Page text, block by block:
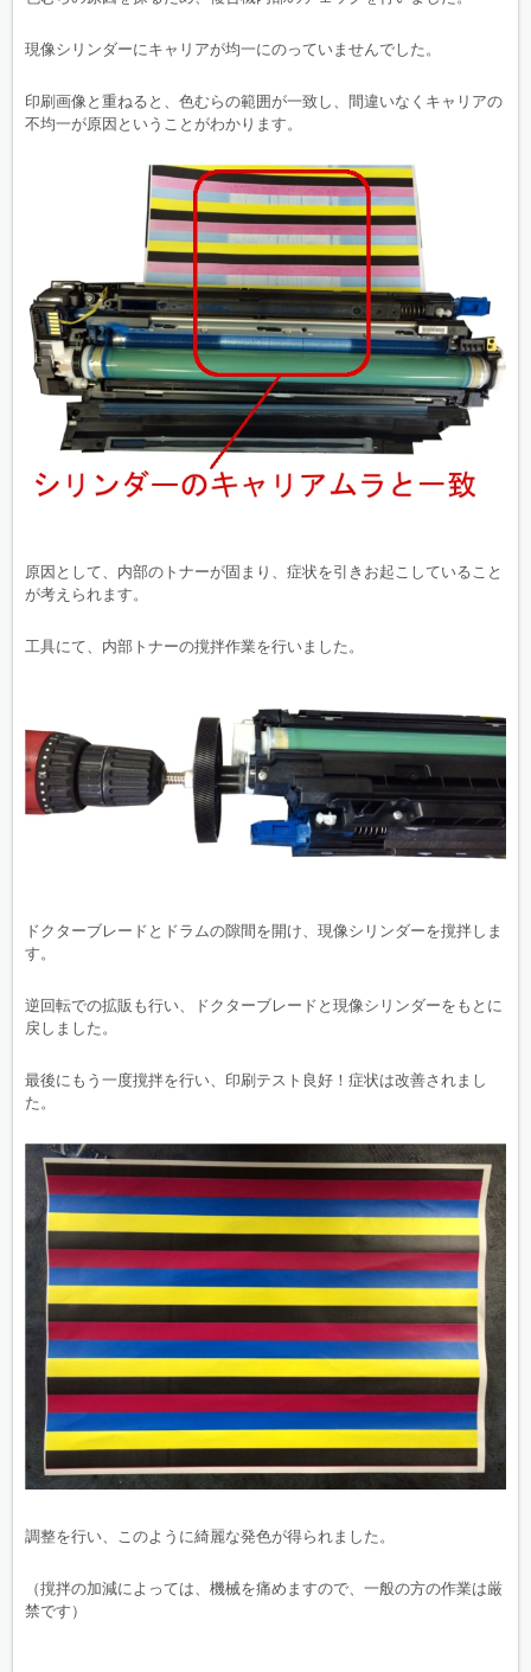
現像シリンダーにキャリアが均一にのっていませんでした。
印刷画像と重ねると、色むらの範囲が一致し、間違いなくキャリアの
不均一が原因ということがわかります。
原因として、内部のトナーが固まり、症状を引きお起こしていること
が考えられます。
工具にて、内部トナーの撹拌作業を行いました。
ドクターブレードとドラムの隙間を開け、現像シリンダーを撹拌しま
す。
逆回転での拡販も行い、ドクターブレードと現像シリンダーをもとに
戻しました。
最後にもう一度撹拌を行い、印刷テスト良好！症状は改善されまし
た。
調整を行い、このように綺麗な発色が得られました。
（撹拌の加減によっては、機械を痛めますので、一般の方の作業は厳
禁です）